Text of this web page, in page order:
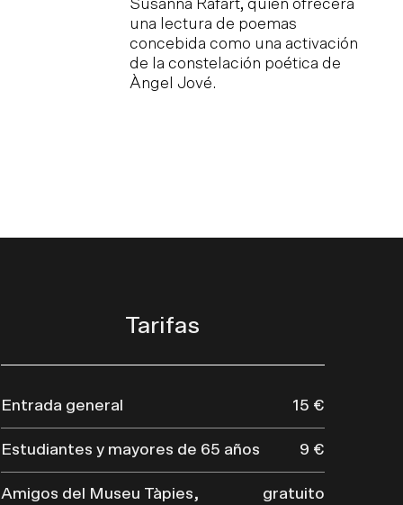
Susanna Rafart, quien ofrecerá
una lectura de poemas
concebida como una activación
de la constelación poética de
Àngel Jové.
Tarifas
Entrada general 15 €
Estudiantes y mayores de 65 años 9 €
Amigos del Museu Tàpies, gratuito